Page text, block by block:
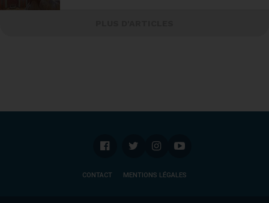
CONTACT MENTIONS LÉGALES